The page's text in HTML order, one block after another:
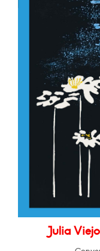
Julia